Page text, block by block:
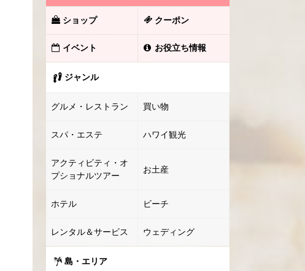
ショップ クーポン
イベント お役立ち情報
ジャンル
グルメ・レストラン 買い物
スパ・エステ ハワイ観光
アクティビティ・オ
プショナルツアー
お土産
ホテル ビーチ
レンタル＆サービス ウェディング
島・エリア